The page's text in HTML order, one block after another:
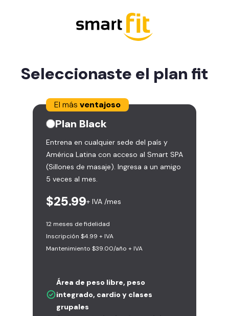
Seleccionaste el plan fit
El más ventajoso
Plan Black
Entrena en cualquier sede del país y
América Latina con acceso al Smart SPA
(Sillones de masaje). Ingresa a un amigo
5 veces al mes.
$25.99+ IVA /mes
12 meses de fidelidad
Inscripción $4.99 + IVA
Mantenimiento $39.00/año + IVA
Área de peso libre, peso
integrado, cardio y clases
grupales